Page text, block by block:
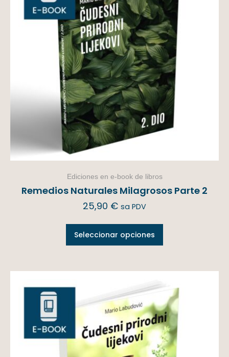
Ediciones en e-book de libros
Remedios Naturales Milagrosos Parte 2
25,90 € sa PDV
Seleccionar opciones